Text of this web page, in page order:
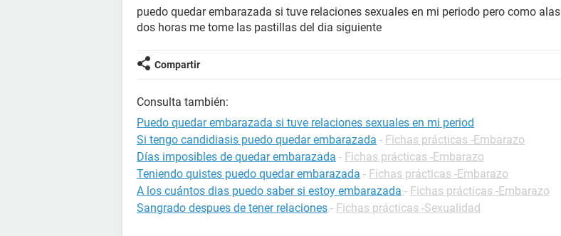
puedo quedar embarazada si tuve relaciones sexuales en mi periodo pero como alas
dos horas me tome las pastillas del dia siguiente
Compartir
Consulta también:
Puedo quedar embarazada si tuve relaciones sexuales en mi period
Si tengo candidiasis puedo quedar embarazada - Fichas prácticas -Embarazo
Días imposibles de quedar embarazada - Fichas prácticas -Embarazo
Teniendo quistes puedo quedar embarazada - Fichas prácticas -Embarazo
A los cuántos dias puedo saber si estoy embarazada - Fichas prácticas -Embarazo
Sangrado despues de tener relaciones - Fichas prácticas -Sexualidad